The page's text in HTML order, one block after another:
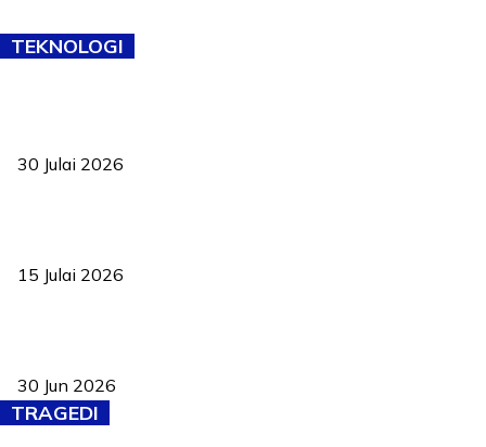
TEKNOLOGI
30 Julai 2026
15 Julai 2026
30 Jun 2026
TRAGEDI